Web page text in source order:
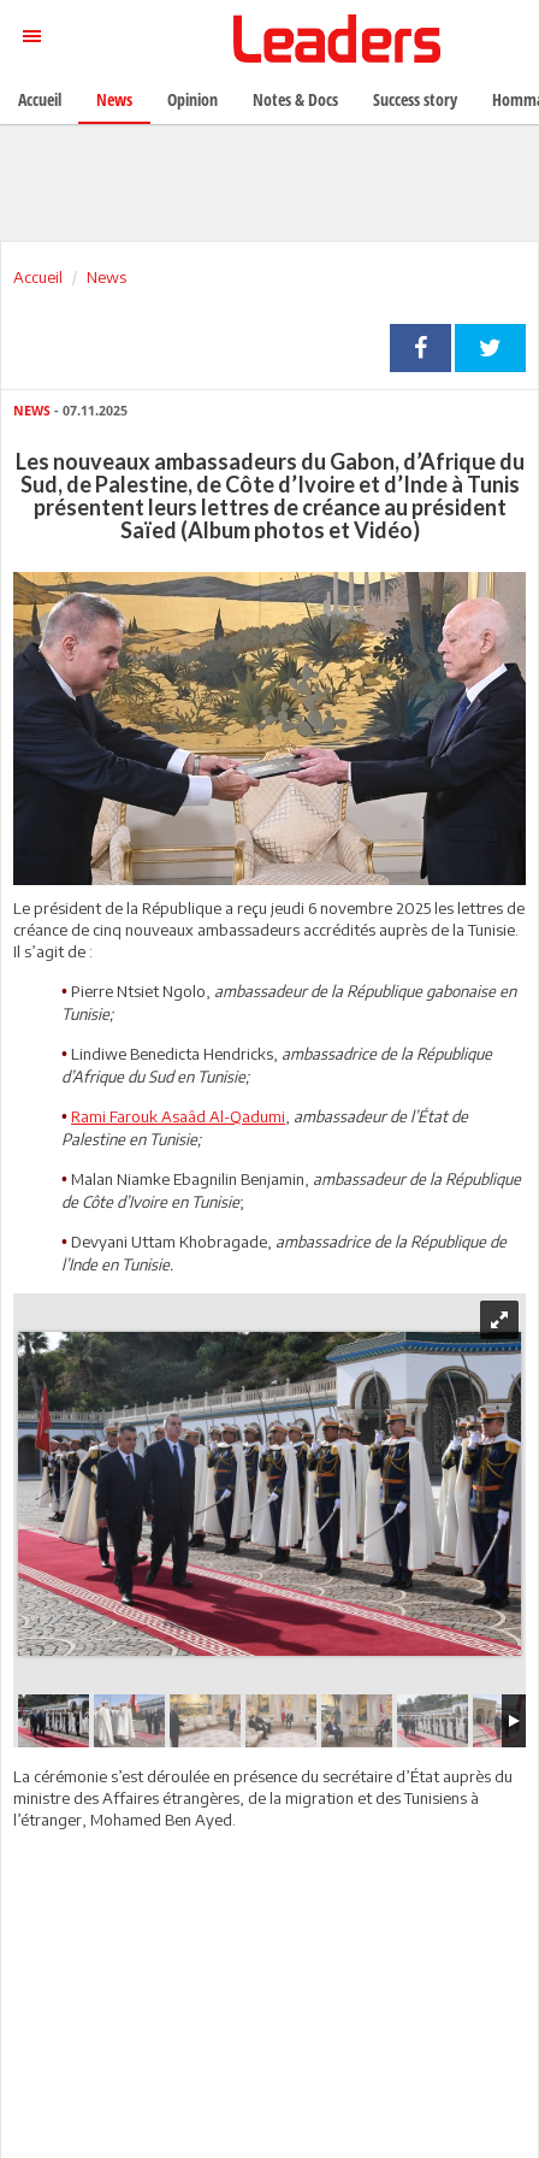
Accueil News
NEWS - 07.11.2025
Les nouveaux ambassadeurs du Gabon, d’Afrique du
Sud, de Palestine, de Côte d’Ivoire et d’Inde à Tunis
présentent leurs lettres de créance au président
Saïed (Album photos et Vidéo)
Le président de la République a reçu jeudi 6 novembre 2025 les lettres de
créance de cinq nouveaux ambassadeurs accrédités auprès de la Tunisie.
Il s’agit de :
• Pierre Ntsiet Ngolo, ambassadeur de la République gabonaise en
Tunisie;
• Lindiwe Benedicta Hendricks, ambassadrice de la République
d’Afrique du Sud en Tunisie;
• Rami Farouk Asaâd Al-Qadumi ambassadeur de l’État de
Palestine en Tunisie;
• Malan Niamke Ebagnilin Benjamin, ambassadeur de la République
de Côte d’Ivoire en Tunisie;
• Devyani Uttam Khobragade, ambassadrice de la République de
l’Inde en Tunisie.
La cérémonie s’est déroulée en présence du secrétaire d’État auprès du
ministre des Affaires étrangères, de la migration et des Tunisiens à
l’étranger, Mohamed Ben Ayed.
Accueil News Opinion Notes & Docs Success story